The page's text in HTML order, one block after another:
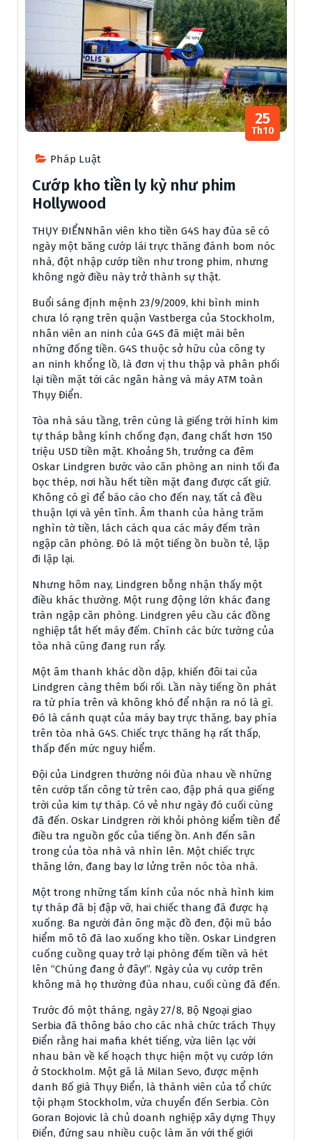
Pháp Luật
25
Th10
Cướp kho tiền ly kỳ như phim
Hollywood
THỤY ĐIỂNNhân viên kho tiền G4S hay đùa sẽ có
ngày một băng cướp lái trực thăng đánh bom nóc
nhà, đột nhập cướp tiền như trong phim, nhưng
không ngờ điều này trở thành sự thật.
Buổi sáng định mệnh 23/9/2009, khi bình minh
chưa ló rạng trên quận Vastberga của Stockholm,
nhân viên an ninh của G4S đã miệt mài bên
những đống tiền. G4S thuộc sở hữu của công ty
an ninh khổng lồ, là đơn vị thu thập và phân phối
lại tiền mặt tới các ngân hàng và máy ATM toàn
Thụy Điển.
Tòa nhà sáu tầng, trên cùng là giếng trời hình kim
tự tháp bằng kính chống đạn, đang chất hơn 150
triệu USD tiền mặt. Khoảng 5h, trưởng ca đêm
Oskar Lindgren bước vào căn phòng an ninh tối đa
bọc thép, nơi hầu hết tiền mặt đang được cất giữ.
Không có gì để báo cáo cho đến nay, tất cả đều
thuận lợi và yên tĩnh. Âm thanh của hàng trăm
nghìn tờ tiền, lách cách qua các máy đếm tràn
ngập căn phòng. Đó là một tiếng ồn buồn tẻ, lặp
đi lặp lại.
Nhưng hôm nay, Lindgren bỗng nhận thấy một
điều khác thường. Một rung động lớn khác đang
tràn ngập căn phòng. Lindgren yêu cầu các đồng
nghiệp tắt hết máy đếm. Chính các bức tường của
tòa nhà cũng đang run rẩy.
Một âm thanh khác dồn dập, khiến đôi tai của
Lindgren càng thêm bối rối. Lần này tiếng ồn phát
ra từ phía trên và không khó để nhận ra nó là gì.
Đó là cánh quạt của máy bay trực thăng, bay phía
trên tòa nhà G4S. Chiếc trực thăng hạ rất thấp,
thấp đến mức nguy hiểm.
Đội của Lindgren thường nói đùa nhau về những
tên cướp tấn công từ trên cao, đập phá qua giếng
trời của kim tự tháp. Có vẻ như ngày đó cuối cùng
đã đến. Oskar Lindgren rời khỏi phòng kiểm tiền để
điều tra nguồn gốc của tiếng ồn. Anh đến sân
trong của tòa nhà và nhìn lên. Một chiếc trực
thăng lớn, đang bay lơ lửng trên nóc tòa nhà.
Một trong những tấm kính của nóc nhà hình kim
tự tháp đã bị đập vỡ, hai chiếc thang đã được hạ
xuống. Ba người đàn ông mặc đồ đen, đội mũ bảo
hiểm mô tô đã lao xuống kho tiền. Oskar Lindgren
cuống cuồng quay trở lại phòng đếm tiền và hét
lên “Chúng đang ở đây!”. Ngày của vụ cướp trên
không mà họ thường đùa nhau, cuối cùng đã đến.
Trước đó một tháng, ngày 27/8, Bộ Ngoại giao
Serbia đã thông báo cho các nhà chức trách Thụy
Điển rằng hai mafia khét tiếng, vừa liên lạc với
nhau bàn về kế hoạch thực hiện một vụ cướp lớn
ở Stockholm. Một gã là Milan Sevo, được mệnh
danh Bố già Thụy Điển, là thành viên của tổ chức
tội phạm Stockholm, vừa chuyển đến Serbia. Còn
Goran Bojovic là chủ doanh nghiệp xây dựng Thụy
Điển, đứng sau nhiều cuộc làm ăn với thế giới